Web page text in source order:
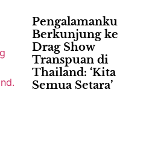
Pengalamanku
Berkunjung ke
Drag Show
Transpuan di
Thailand: ‘Kita
Semua Setara’